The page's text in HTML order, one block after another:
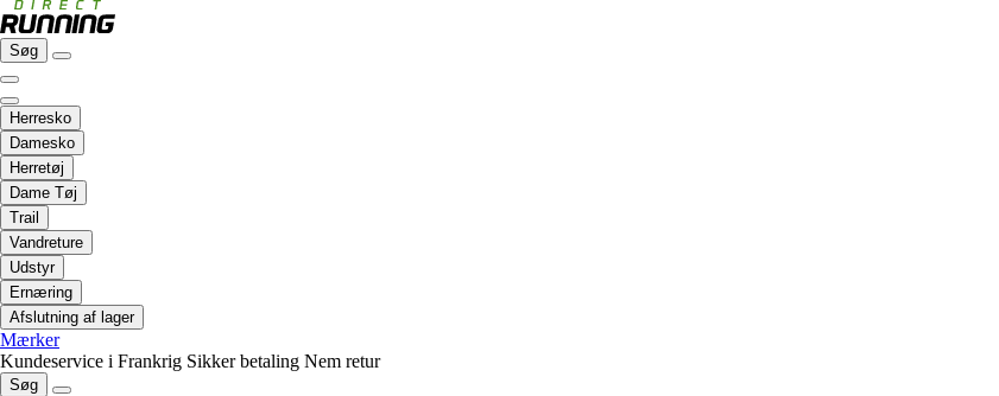
Søg
Herresko
Damesko
Herretøj
Dame Tøj
Trail
Vandreture
Udstyr
Ernæring
Afslutning af lager
Mærker
Kundeservice i Frankrig Sikker betaling Nem retur
Søg